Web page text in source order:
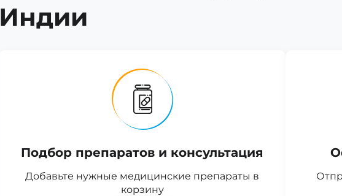
Индии
Подбор препаратов и консультация
Добавьте нужные медицинские препараты в
корзину